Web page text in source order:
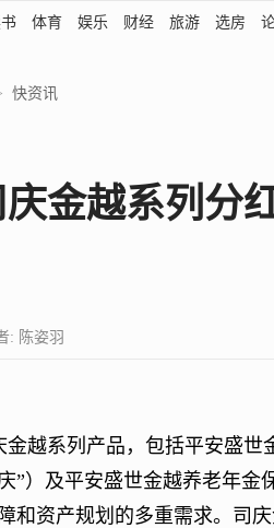
体育 娱乐 财经 旅游 选房
快资讯
金越系列分
: 陈姿羽
越系列产品，包括平安盛世
”）及平安盛世金越养老年金
和资产规划的多重需求。司